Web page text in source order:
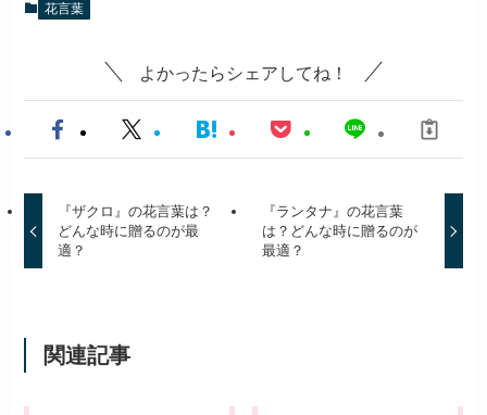
花言葉
よかったらシェアしてね！
『ザクロ』の花言葉は？
どんな時に贈るのが最
適？
『ランタナ』の花言葉
は？どんな時に贈るのが
最適？
関連記事